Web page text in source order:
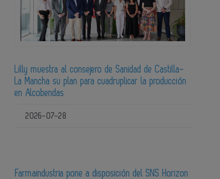
Lilly muestra al consejero de Sanidad de Castilla-
La Mancha su plan para cuadruplicar la producción
en Alcobendas
2026-07-28
Farmaindustria pone a disposición del SNS Horizon